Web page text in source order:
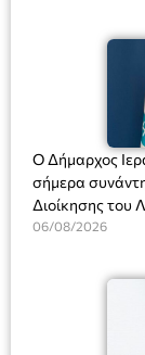
Ο Δήμαρχος
σήμερα
Διοίκησης του
Ακτοφυλακής
06/08/2026